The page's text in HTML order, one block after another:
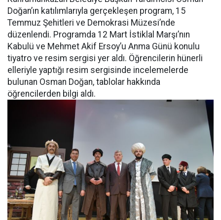
Doğan’ın katılımlarıyla gerçekleşen program, 15
Temmuz Şehitleri ve Demokrasi Müzesi’nde
düzenlendi. Programda 12 Mart İstiklal Marşı’nın
Kabulü ve Mehmet Akif Ersoy’u Anma Günü konulu
tiyatro ve resim sergisi yer aldı. Öğrencilerin hünerli
elleriyle yaptığı resim sergisinde incelemelerde
bulunan Osman Doğan, tablolar hakkında
öğrencilerden bilgi aldı.